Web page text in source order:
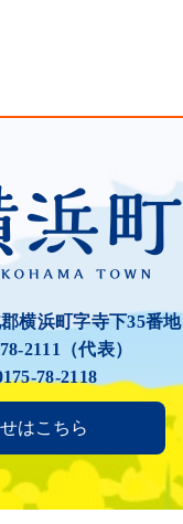
横浜町字寺下35番地
2111（代表）
78-2118
はこちら